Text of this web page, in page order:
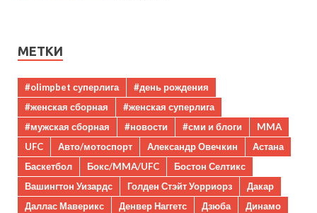
МЕТКИ
#olimpbet суперлига
#день рождения
#женская сборная
#женская суперлига
#мужская сборная
#новости #сми и блоги
MMA
UFC
Авто/мотоспорт Александр Овечкин
Астана
Баскетбол
Бокс/MMA/UFC
Бостон Селтикс
Вашингтон Уизардс
Голден Стэйт Уорриорз
Дакар
Даллас Маверикс
Денвер Наггетс Дзюба
Динамо